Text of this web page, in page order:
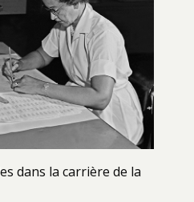
dans la carrière de la